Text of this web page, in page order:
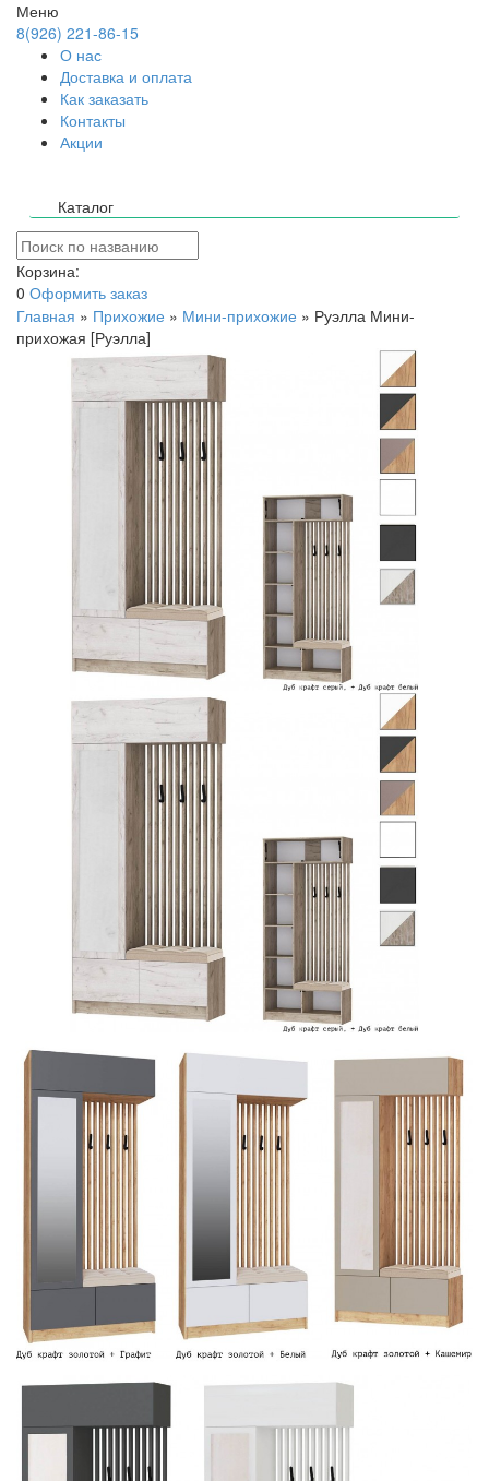
Меню
8(926) 221-86-15
О нас
Доставка и оплата
Как заказать
Контакты
Акции
Каталог
Корзина:
0 Оформить заказ
Главная » Прихожие » Мини-прихожие » Руэлла Мини-
прихожая [Руэлла]